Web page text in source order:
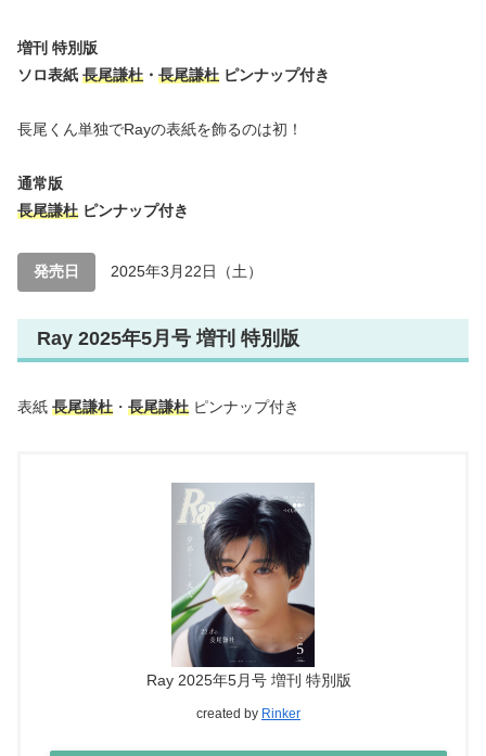
増刊 特別版
ソロ表紙 長尾謙杜 ・ 長尾謙杜 ピンナップ付き
長尾くん単独でRayの表紙を飾るのは初！
通常版
長尾謙杜 ピンナップ付き
発売日 2025年3月22日（土）
Ray 2025年5月号 増刊 特別版
表紙 長尾謙杜 ・ 長尾謙杜 ピンナップ付き
Ray 2025年5月号 増刊 特別版
created by Rinker